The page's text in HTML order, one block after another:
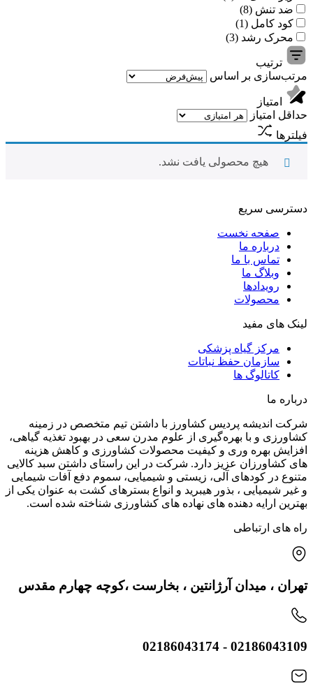
ضد تنش (8)
کود کامل (1)
محرک رشد (3)
ترتیب
مرتب‌سازی بر اساس
امتیاز
حداقل امتیاز
فیلترها
هیچ محصولی یافت نشد.
دسترسی سریع
صفحه نخست
درباره ما
تماس با ما
وبلاگ ما
رویدادها
محصولات
لینک های مفید
مرکز گیاه پزشکی
سازمان حفظ نباتات
کاتالوگ ها
درباره ما
شرکت اندیشه پردیس کشاورز با داشتن تیم متخصص در زمینه
کشاورزی و با بهره‌گیری از علوم مدرن سعی در بهبود تغذیه گیاهی،
افزایش بهره وری و کیفیت محصولات کشاورزی و کاهش هزینه
های کشاورزان عزیز دارد. شرکت در این راستای داشتن سبد کالایی
متنوع در کودهای آلی، زیستی و شیمیایی، سموم دفع آفات شیمایی
و غیر شیمیایی ، بذور هیبرید و انواع بسترهای کشت به عنوان یکی از
بهترین ارایه دهنده های نهاده های کشاورزی شناخته شده است.
راه های ارتباطی
تهران ، میدان آرژانتین ، بخارست ،کوچه چهارم مقدس
02186043109 - 02186043174